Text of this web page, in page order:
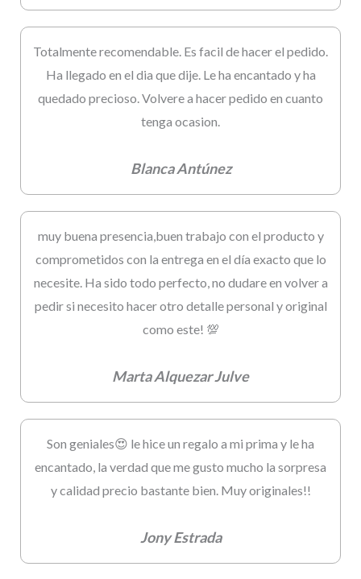
Totalmente recomendable. Es facil de hacer el pedido.
Ha llegado en el dia que dije. Le ha encantado y ha
quedado precioso. Volvere a hacer pedido en cuanto
tenga ocasion.
Blanca Antúnez
muy buena presencia,buen trabajo con el producto y
comprometidos con la entrega en el día exacto que lo
necesite. Ha sido todo perfecto, no dudare en volver a
pedir si necesito hacer otro detalle personal y original
como este! 💯
Marta Alquezar Julve
Son geniales😍 le hice un regalo a mi prima y le ha
encantado, la verdad que me gusto mucho la sorpresa
y calidad precio bastante bien. Muy originales!!
Jony Estrada